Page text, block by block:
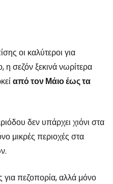
οι καλύτεροι για
σεζόν ξεκινά νωρίτερα
από τον Μάιο έως τα
δεν υπάρχει χιόνι στα
μικρές περιοχές στα
για πεζοπορία, αλλά μόνο